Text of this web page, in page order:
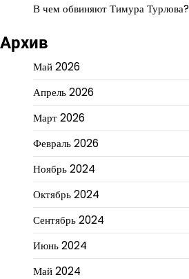
В чем обвиняют Тимура Турлова?
Архив
Май 2026
Апрель 2026
Март 2026
Февраль 2026
Ноябрь 2024
Октябрь 2024
Сентябрь 2024
Июнь 2024
Май 2024